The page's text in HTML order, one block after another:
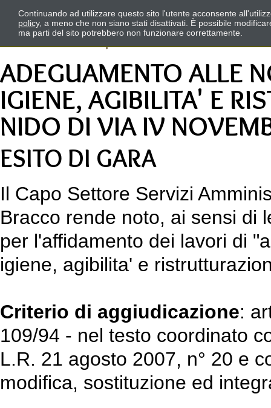
ADEGUAMENTO ALLE
IGIENE, AGIBILITA' E
NIDO DI VIA IV
ESITO DI GARA
Il Capo Settore Servizi
Bracco rende noto, ai sensi di
per l'affidamento dei lavori di
igiene, agibilita' e
Criterio di aggiudicazione:
109/94 - nel testo coordinato
L.R. 21 agosto 2007, n° 20 e
modifica, sostituzione ed
Continuando ad utilizzare questo sito l'utente acconsente
policy, a meno che non siano stati disattivati. È possibile
ma parti del sito potrebbero non funzionare correttamente.